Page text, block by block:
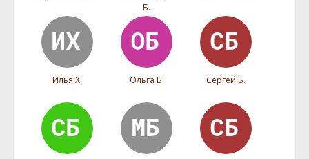
Б.
Илья Х. Ольга Б. Сергей Б.